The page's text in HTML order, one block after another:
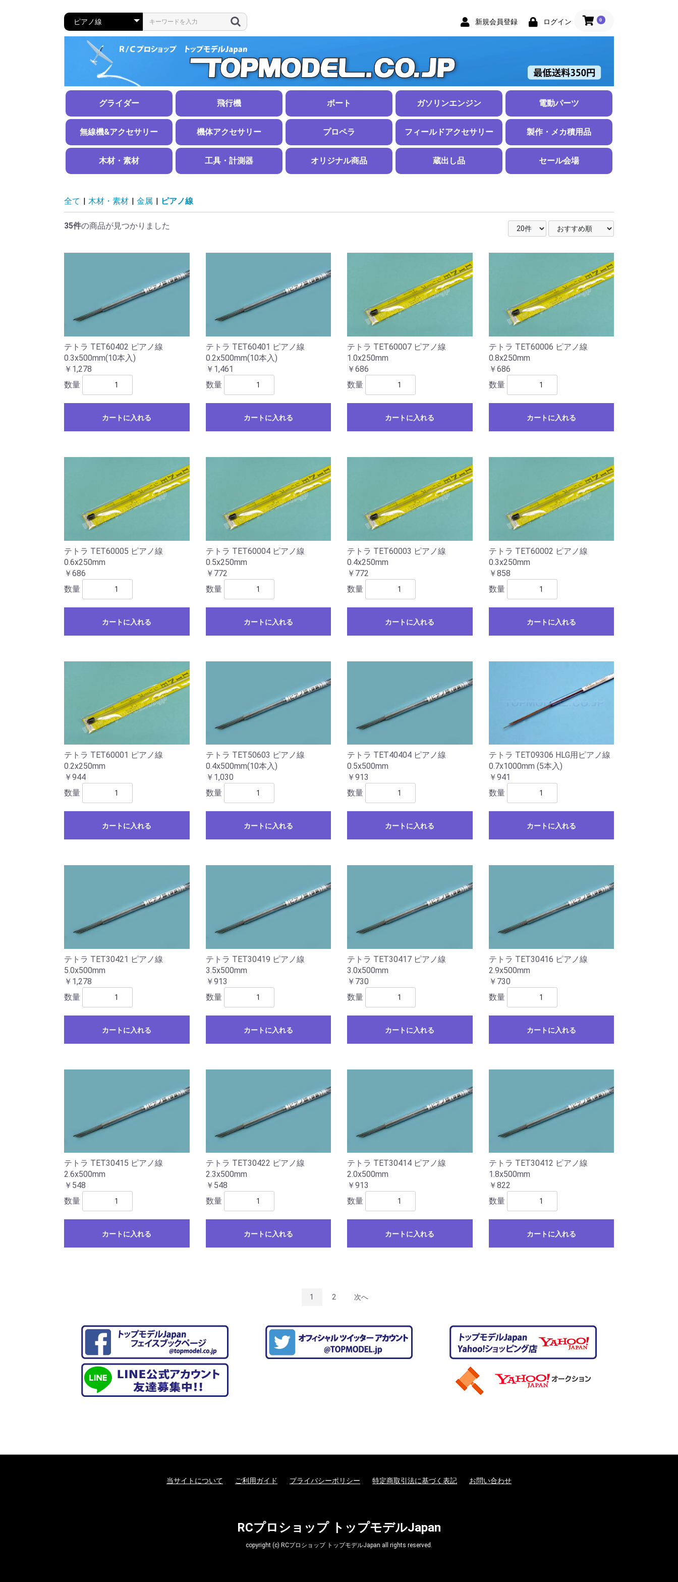
新規会員登録 ログイン 0
グライダー
ラダー機
エルロン機
スケール機
メカ搭載済み完成機
グライダー用アクセサリー
飛行機
練習機
スポーツ機
スケール機
水上機
手投げグライダー
ボート
ボートアクセサリー
ガソリンエンジン
ガソリンエンジン
マフラー
ガソリンアクセサリー
電動パーツ
モーター
パーツ
スピードコントローラー
Ｌipoバッテリー
配線
充電器・放電器
ePack (電動化ユニット)
ダクテッドファン
無線機&アクセサリー
電圧レギュレーター
サーボギア・ホーン
サーボアクセサリー
サーボコネクタ、工具
延長コードＨＤ
延長コードＳＴ・ＬＴ
無線機用アクセサリー
機体アクセサリー
電動用スピンナー
ＡＢスピンナー 38〜51ｍｍ
57〜70ｍｍ
75〜102ｍｍ
スピンナー スケール
その他スピンナー
ナット
引込脚
固定脚＆ホイルパンツ
エンジンマウント
燃料タンク
タンク周り小物
タイヤ
ストッパー
エンジン・関連用品
その他
ステッカー
プロペラ
APCエンジン用 ８インチ未満
８〜９インチ未満
９〜１０インチ未満
１０〜１１インチ未満
１１〜１２インチ未満
１２〜１４インチ未満
１４〜１６インチ未満
１６〜１８インチ未満
１８インチ以上
３枚、４枚ブレード
逆ピッチ
APC電動用 ７インチ未満
７〜１１インチ未満
１１〜１５インチ未満
１５インチ以上
スローフライ
大型機用木製プロペラ
折ペラ 折ペラブレード
スピンナー・ハブセット
折ペラスピンナー
折ペラハブ（ヨーク）
その他のプロペラ
フィールドアクセサリー
燃料ポンプ
スターター
プラグヒート用品
製作・メカ積用品
カバリングフィルム
プッシュロッド、アジャスター
コントロールホーン
接着剤、パテ
プラリペア
テープ、ビスナット他
木材・素材 工具・計測器 オリジナル商品 蔵出し品 セール会場
全て 木材・素材 金属 ピアノ線
35件の商品が見つかりました
テトラ TET60402 ピアノ線
0.3x500mm(10本入)
￥1,278
数量
カートに入れる
テトラ TET60401 ピアノ線
0.2x500mm(10本入)
￥1,461
数量
カートに入れる
テトラ TET60007 ピアノ線
1.0x250mm
￥686
数量
カートに入れる
テトラ TET60006 ピアノ線
0.8x250mm
￥686
数量
カートに入れる
テトラ TET60005 ピアノ線
0.6x250mm
￥686
数量
カートに入れる
テトラ TET60004 ピアノ線
0.5x250mm
￥772
数量
カートに入れる
テトラ TET60003 ピアノ線
0.4x250mm
￥772
数量
カートに入れる
テトラ TET60002 ピアノ線
0.3x250mm
￥858
数量
カートに入れる
テトラ TET60001 ピアノ線
0.2x250mm
￥944
数量
カートに入れる
テトラ TET50603 ピアノ線
0.4x500mm(10本入)
￥1,030
数量
カートに入れる
テトラ TET40404 ピアノ線
0.5x500mm
￥913
数量
カートに入れる
テトラ TET09306 HLG用ピアノ線
0.7x1000mm (5本入)
￥941
数量
カートに入れる
テトラ TET30421 ピアノ線
5.0x500mm
￥1,278
数量
カートに入れる
テトラ TET30419 ピアノ線
3.5x500mm
￥913
数量
カートに入れる
テトラ TET30417 ピアノ線
3.0x500mm
￥730
数量
カートに入れる
テトラ TET30416 ピアノ線
2.9x500mm
￥730
数量
カートに入れる
テトラ TET30415 ピアノ線
2.6x500mm
￥548
数量
カートに入れる
テトラ TET30422 ピアノ線
2.3x500mm
￥548
数量
カートに入れる
テトラ TET30414 ピアノ線
2.0x500mm
￥913
数量
カートに入れる
テトラ TET30412 ピアノ線
1.8x500mm
￥822
数量
カートに入れる
1 2 次へ
当サイトについて ご利用ガイド プライバシーポリシー 特定商取引法に基づく表記 お問い合わせ
RCプロショップ トップモデルJapan
copyright (c) RCプロショップ トップモデルJapan all rights reserved.